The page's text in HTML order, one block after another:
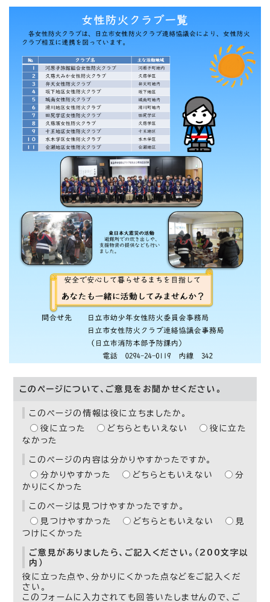
このページについて、ご意見をお聞かせください。
このページの情報は役に立ちましたか。
役に立った
どちらともいえない
役に立た
なかった
このページの内容は分かりやすかったですか。
分かりやすかった
どちらともいえない
分
かりにくかった
このページは見つけやすかったですか。
見つけやすかった
どちらともいえない
見
つけにくかった
ご意見がありましたら、ご記入ください。（200文字以
内）
役に立った点や、分かりにくかった点などをご記入くだ
さい。
このフォームに入力されても回答いたしませんので、ご